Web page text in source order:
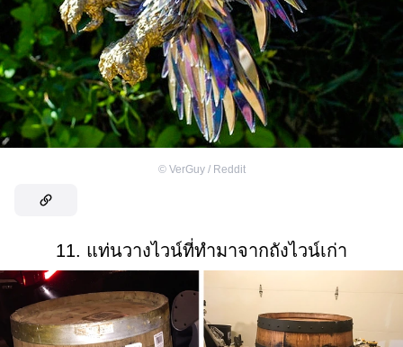
© VerGuy / Reddit
11. แท่นวางไวน์ที่ทำมาจากถังไวน์เก่า